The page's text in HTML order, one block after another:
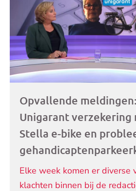
Opvallende
Unigarant verzekering
Stella e-bike en
Elke week komen er diverse
klachten binnen bij de